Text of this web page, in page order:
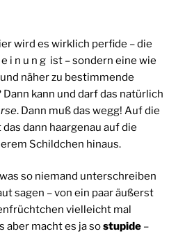
wird es wirklich perfide – die
i n u n g ist – sondern eine wie
näher zu bestimmende
kann und darf das natürlich
. Dann muß das wegg! Auf die
dann haargenau auf die
Schildchen hinaus.
so niemand unterschreiben
sagen – von ein paar äußerst
vielleicht mal
aber macht es ja sostupide –